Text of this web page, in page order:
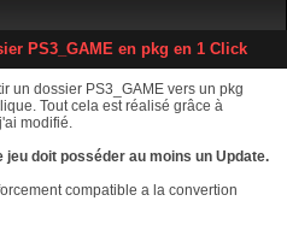
PS3_GAME en pkg en 1 Click
un dossier PS3_GAME vers un pkg
Tout cela est réalisé grâce à
modifié.
doit posséder au moins un Update.
compatible a la convertion